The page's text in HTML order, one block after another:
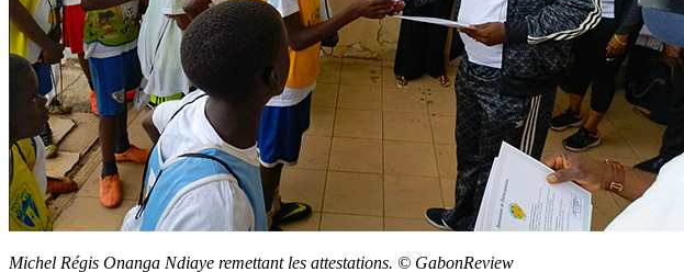
Michel Régis Onanga Ndiaye remettant les attestations. © GabonReview